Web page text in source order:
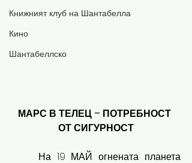
Книжният клуб на Шантабелла
Кино
Шантабеллско
МАРС В ТЕЛЕЦ – ПОТРЕБНОСТ
ОТ СИГУРНОСТ